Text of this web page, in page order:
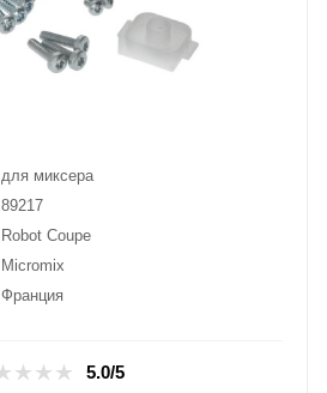
для миксера
89217
Robot Coupe
Micromix
Франция
5.0/5